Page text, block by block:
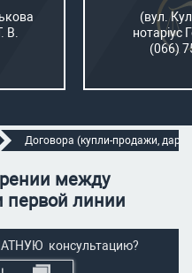
В.
(вул.
нотаріус
(066)
Договора (купли-продажи,
между
первой линии
консультацию?